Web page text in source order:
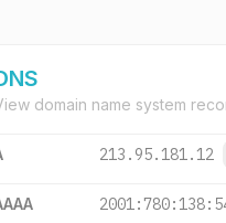
domain name system
213.95.181.12